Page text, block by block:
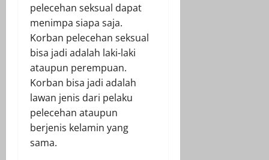
pelecehan seksual dapat
menimpa siapa saja.
Korban pelecehan seksual
bisa jadi adalah laki-laki
ataupun perempuan.
Korban bisa jadi adalah
lawan jenis dari pelaku
pelecehan ataupun
berjenis kelamin yang
sama.